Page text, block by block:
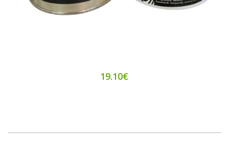
19.10€